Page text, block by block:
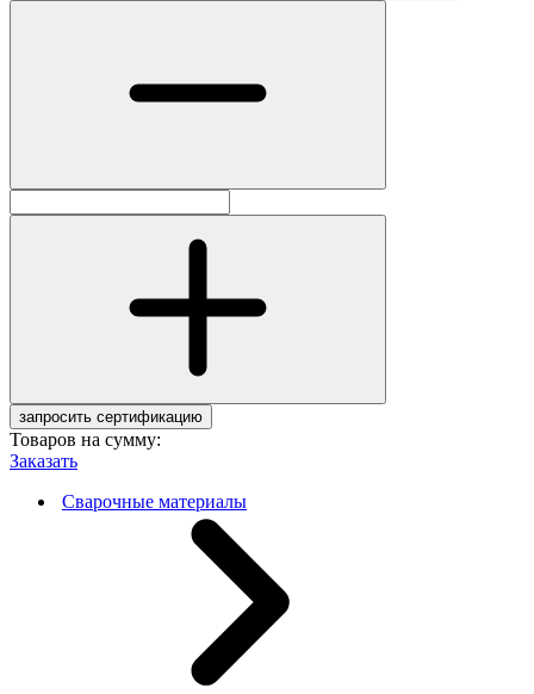
запросить сертификацию
Товаров на сумму:
Заказать
Сварочные материалы